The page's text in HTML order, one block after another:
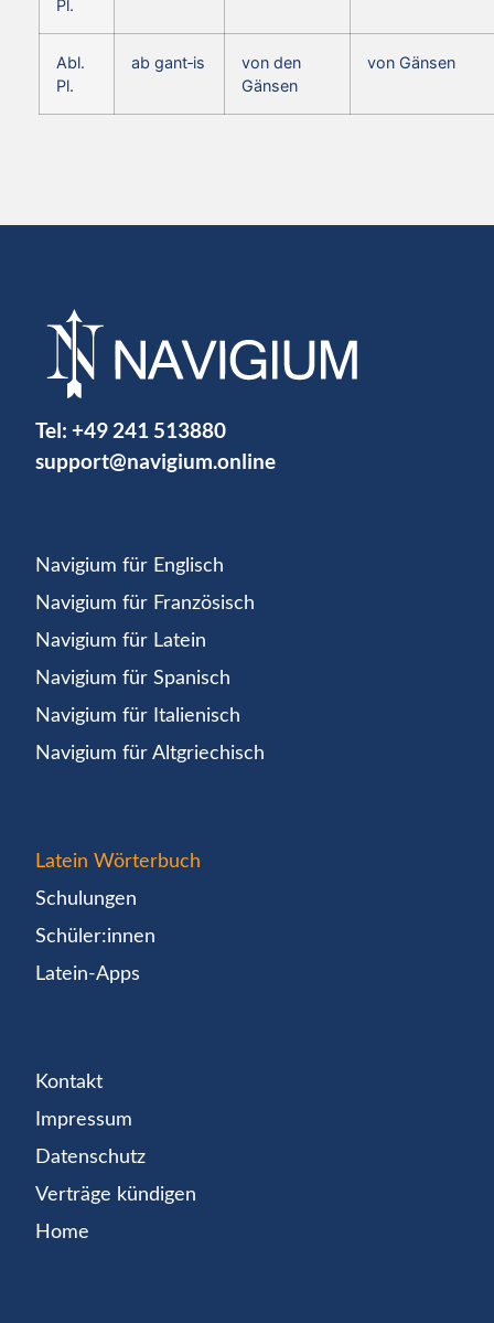
Pl.
Abl.
Pl.
ab gant‑is
von den
Gänsen
von Gänsen
Tel: +49 241 513880
support@navigium.online
Navigium für Englisch
Navigium für Französisch
Navigium für Latein
Navigium für Spanisch
Navigium für Italienisch
Navigium für Altgriechisch
Latein Wörterbuch
Schulungen
Schüler:innen
Latein-Apps
Kontakt
Impressum
Datenschutz
Verträge kündigen
Home